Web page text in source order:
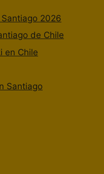
2026
de Chile
en Chile
Santiago